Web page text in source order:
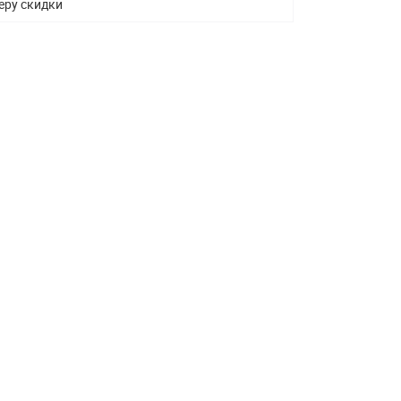
скидки